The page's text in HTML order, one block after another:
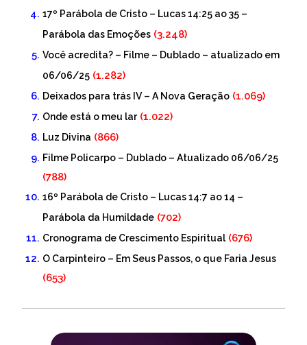
17º Parábola de Cristo – Lucas 14:25 ao 35 –
Parábola das Emoções (3.248)
Você acredita? – Filme – Dublado – atualizado em
06/06/25 (1.282)
Deixados para trás IV – A Nova Geração (1.069)
Onde está o meu lar (1.022)
Luz Divina (866)
Filme Policarpo – Dublado – Atualizado 06/06/25
(788)
16º Parábola de Cristo – Lucas 14:7 ao 14 –
Parábola da Humildade (702)
Cronograma de Crescimento Espiritual (676)
O Carpinteiro – Em Seus Passos, o que Faria Jesus
(653)